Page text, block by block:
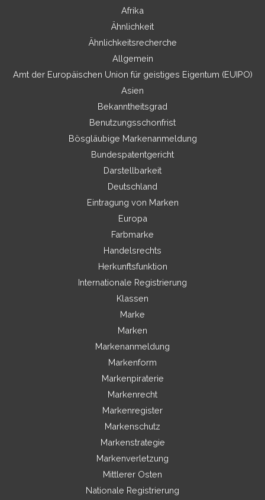
Afrika
Ähnlichkeit
Ähnlichkeitsrecherche
Allgemein
Amt der Europäischen Union für geistiges Eigentum (EUIPO)
Asien
Bekanntheitsgrad
Benutzungsschonfrist
Bösgläubige Markenanmeldung
Bundespatentgericht
Darstellbarkeit
Deutschland
Eintragung von Marken
Europa
Farbmarke
Handelsrechts
Herkunftsfunktion
Internationale Registrierung
Klassen
Marke
Marken
Markenanmeldung
Markenform
Markenpiraterie
Markenrecht
Markenregister
Markenschutz
Markenstrategie
Markenverletzung
Mittlerer Osten
Nationale Registrierung